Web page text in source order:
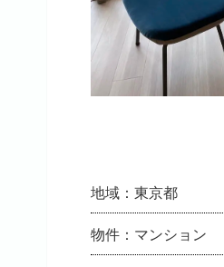
地域：東京都
物件：マンション